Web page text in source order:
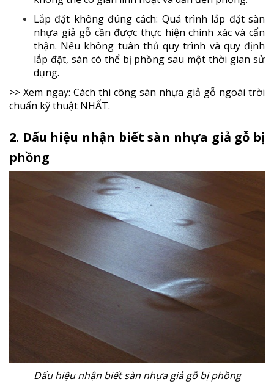
Lắp đặt không đúng cách: Quá trình lắp đặt sàn
nhựa giả gỗ cần được thực hiện chính xác và cẩn
thận. Nếu không tuân thủ quy trình và quy định
lắp đặt, sàn có thể bị phồng sau một thời gian sử
dụng.
>> Xem ngay: Cách thi công sàn nhựa giả gỗ ngoài trời
chuẩn kỹ thuật NHẤT.
2. Dấu hiệu nhận biết sàn nhựa giả gỗ bị
phồng
Dấu hiệu nhận biết sàn nhựa giả gỗ bị phồng